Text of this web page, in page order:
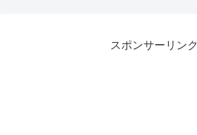
スポンサーリンク